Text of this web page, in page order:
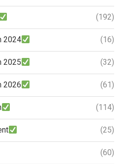
(192)
2024 (16)
2025 (32)
2026 (61)
(114)
(25)
(60)